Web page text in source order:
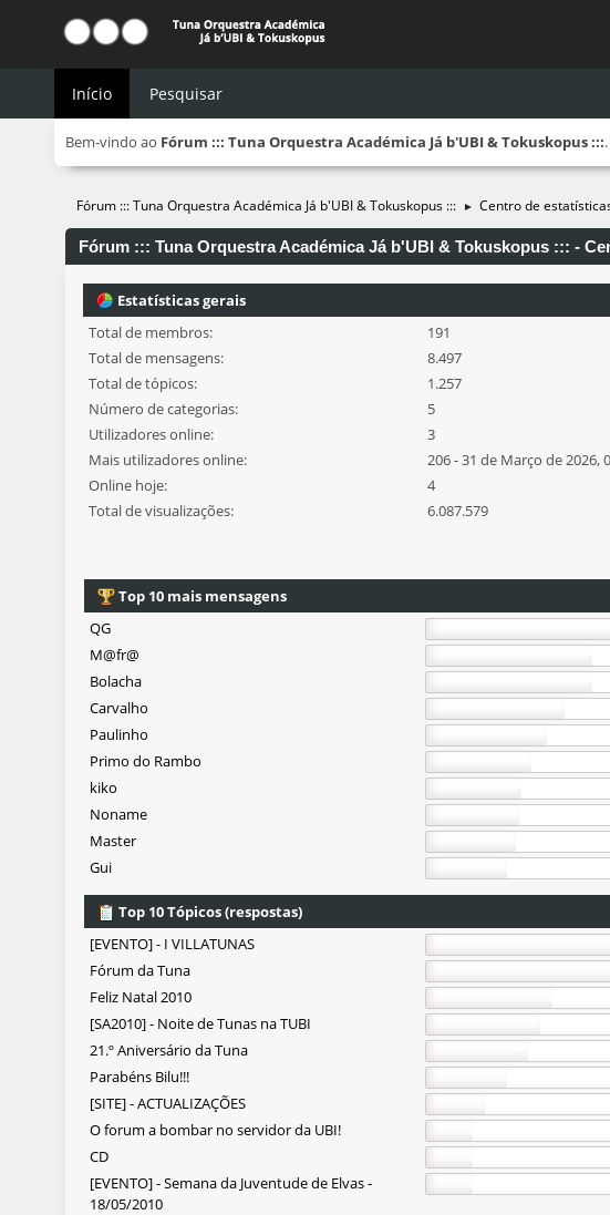
Início Pesquisar
Bem-vindo ao Fórum ::: Tuna Orquestra Académica Já b'UBI & Tokuskopus :::
Fórum ::: Tuna Orquestra Académica Já b'UBI & Tokuskopus ::: ► Centro de
Fórum ::: Tuna Orquestra Académica Já b'UBI & Tokuskopus ::: -
Estatísticas gerais
Total de membros:
191
Total de mensagens:
8.497
Total de tópicos:
1.257
Número de categorias:
5
Utilizadores online:
3
Mais utilizadores online:
206 - 31 de Março de 2026,
Online hoje:
4
Total de visualizações:
6.087.579
Top 10 mais mensagens
QG
M@fr@
Bolacha
Carvalho
Paulinho
Primo do Rambo
kiko
Noname
Master
Gui
Top 10 Tópicos (respostas)
[EVENTO] - I VILLATUNAS
Fórum da Tuna
Feliz Natal 2010
[SA2010] - Noite de Tunas na TUBI
21.º Aniversário da Tuna
Parabéns Bilu!!!
[SITE] - ACTUALIZAÇÕES
O forum a bombar no servidor da UBI!
CD
[EVENTO] - Semana da Juventude de Elvas -
18/05/2010